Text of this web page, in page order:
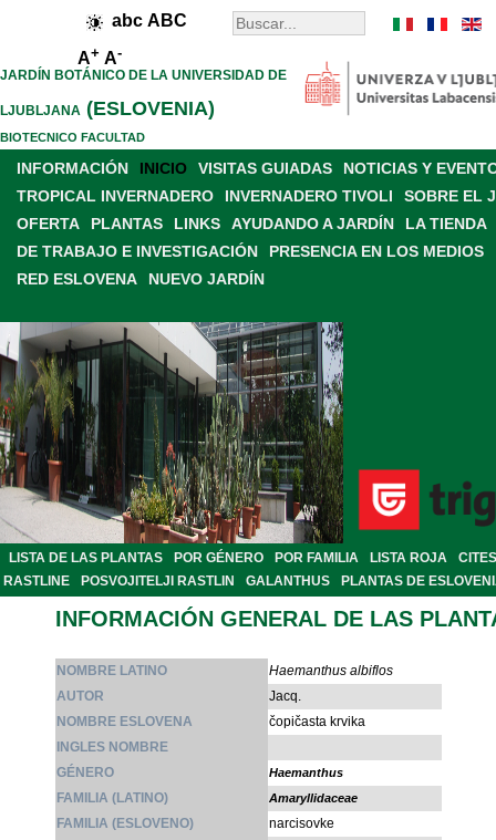
abc ABC
A+ A-
JARDÍN BOTÁNICO DE LA UNIVERSIDAD DE
LJUBLJANA (ESLOVENIA)
BIOTECNICO FACULTAD
INFORMACIÓN INICIO VISITAS GUIADAS
NOTICIAS Y
TROPICAL INVERNADERO
INVERNADERO TIVOLI
SOBRE EL
OFERTA
PLANTAS LINKS AYUDANDO A JARDÍN
LA TIENDA
DE TRABAJO E INVESTIGACIÓN
PRESENCIA EN LOS MEDIOS
RED ESLOVENA
NUEVO JARDÍN
LISTA DE LAS PLANTAS POR GÉNERO POR FAMILIA LISTA ROJA
CITES
RASTLINE
POSVOJITELJI RASTLIN GALANTHUS PLANTAS DE
INFORMACIÓN GENERAL DE LAS
NOMBRE LATINO
Haemanthus albiflos
AUTOR
Jacq.
NOMBRE ESLOVENA
čopičasta krvika
INGLES NOMBRE
GÉNERO
Haemanthus
FAMILIA (LATINO) Amaryllidaceae
FAMILIA (ESLOVENO)
narcisovke